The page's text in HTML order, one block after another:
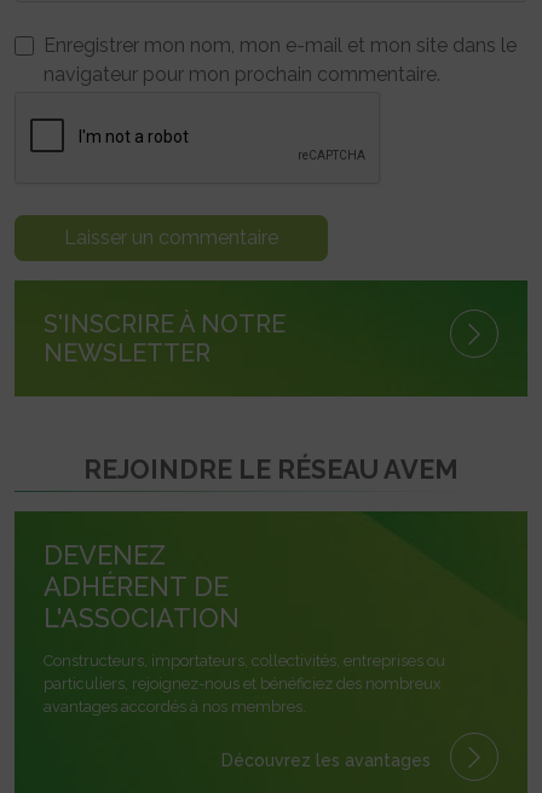
Enregistrer mon nom, mon e-mail et mon site dans le
navigateur pour mon prochain commentaire.
S'INSCRIRE À NOTRE
NEWSLETTER
REJOINDRE LE RÉSEAU AVEM
DEVENEZ
ADHÉRENT DE
L'ASSOCIATION
Constructeurs, importateurs, collectivités, entreprises ou
particuliers, rejoignez-nous et bénéficiez des nombreux
avantages accordés à nos membres.
Découvrez les avantages